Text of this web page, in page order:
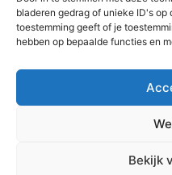
bladeren gedrag of unieke ID's
toestemming geeft of je
hebben op bepaalde functies en
Bekijk
Malta
Roemenië
Contact
In